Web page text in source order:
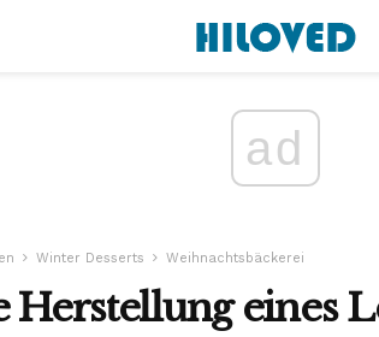
ad
Winter Desserts Weihnachtsbäckerei
eines